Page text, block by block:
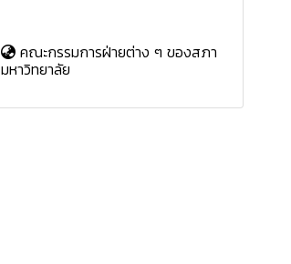
คณะกรรมการฝ่ายต่าง ๆ ของสภา
มหาวิทยาลัย